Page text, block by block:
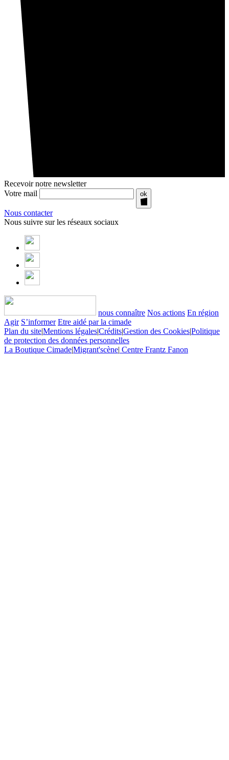
Recevoir notre newsletter
Votre mail
ok
Nous contacter
Nous suivre sur les réseaux sociaux
nous connaître Nos actions En région
Agir S’informer Etre aidé par la cimade
Plan du site|Mentions légales|Crédits|Gestion des Cookies|Politique
de protection des données personnelles
La Boutique Cimade|Migrant'scène| Centre Frantz Fanon